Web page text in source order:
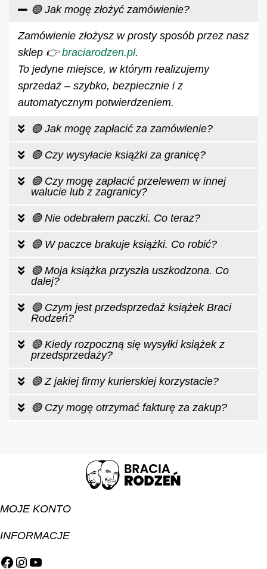
🟢 Jak mogę złożyć zamówienie?
Zamówienie złożysz w prosty sposób przez nasz
sklep 👉braciarodzen.pl.
To jedyne miejsce, w którym realizujemy
sprzedaż – szybko, bezpiecznie i z
automatycznym potwierdzeniem.
🟢 Jak mogę zapłacić za zamówienie?
🟢 Czy wysyłacie książki za granicę?
🟢 Czy mogę zapłacić przelewem w innej
walucie lub z zagranicy?
🟢 Nie odebrałem paczki. Co teraz?
🟢 W paczce brakuje książki. Co robić?
🟢 Moja książka przyszła uszkodzona. Co
dalej?
🟢 Czym jest przedsprzedaż książek Braci
Rodzeń?
🟢 Kiedy rozpoczną się wysyłki książek z
przedsprzedaży?
🟢 Z jakiej firmy kurierskiej korzystacie?
🟢 Czy mogę otrzymać fakturę za zakup?
MOJE KONTO
INFORMACJE